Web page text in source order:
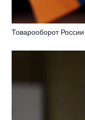
Товарооборот